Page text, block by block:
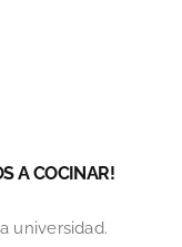
A COCINAR!
universidad.